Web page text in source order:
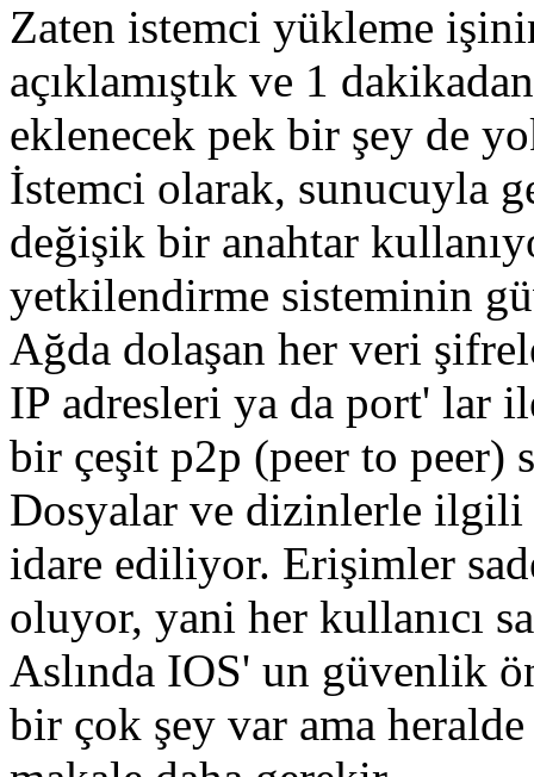
Zaten istemci yükleme
açıklamıştık ve 1
eklenecek pek bir şey de
İstemci olarak, sunucuyla
değişik bir anahtar
yetkilendirme sisteminin
Ağda dolaşan her veri
IP adresleri ya da port' lar
bir çeşit p2p (peer to peer)
Dosyalar ve dizinlerle
idare ediliyor. Erişimler
oluyor, yani her kullanıcı
Aslında IOS' un güvenlik
bir çok şey var ama